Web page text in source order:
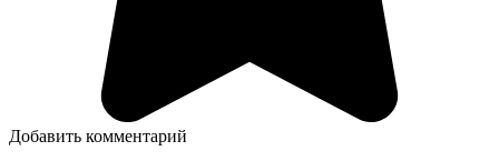
Добавить комментарий